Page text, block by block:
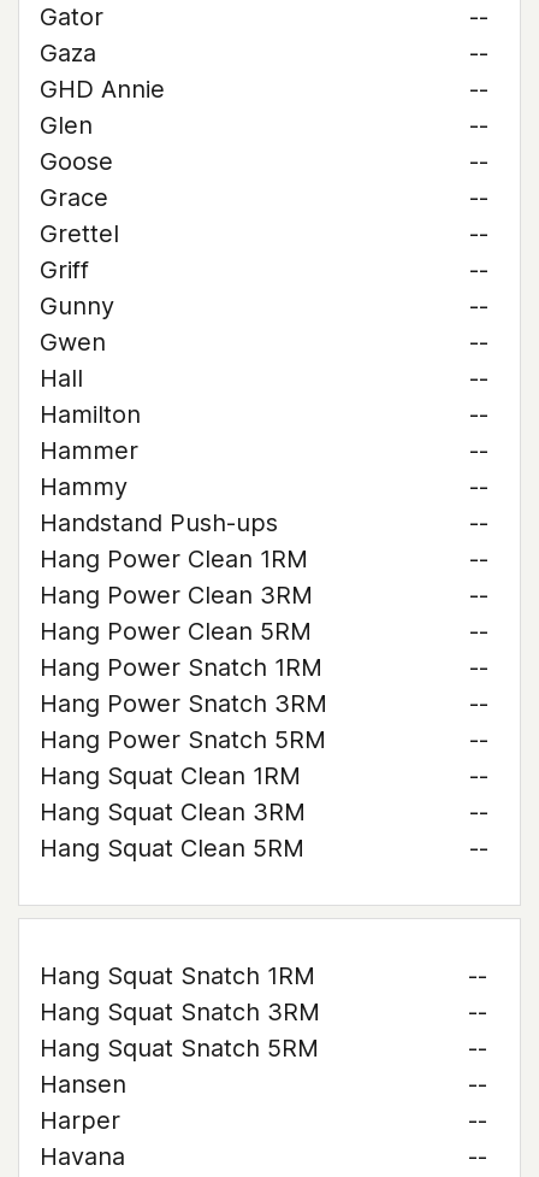
Gator
--
Gaza
--
GHD Annie
--
Glen
--
Goose
--
Grace
--
Grettel
--
Griff
--
Gunny
--
Gwen
--
Hall
--
Hamilton
--
Hammer
--
Hammy
--
Handstand Push-ups
--
Hang Power Clean 1RM
--
Hang Power Clean 3RM
--
Hang Power Clean 5RM
--
Hang Power Snatch 1RM
--
Hang Power Snatch 3RM
--
Hang Power Snatch 5RM
--
Hang Squat Clean 1RM
--
Hang Squat Clean 3RM
--
Hang Squat Clean 5RM
--
Hang Squat Snatch 1RM
--
Hang Squat Snatch 3RM
--
Hang Squat Snatch 5RM
--
Hansen
--
Harper
--
Havana
--